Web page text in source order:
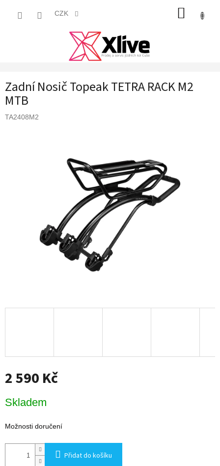
CZK
Zadní Nosič Topeak TETRA RACK M2
MTB
TA2408M2
2 590 Kč
cena:
Skladem
Možnosti doručení
Přidat do košíku